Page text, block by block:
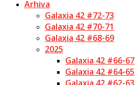
Arhiva
Galaxia 42 #72-73
Galaxia 42 #70-71
Galaxia 42 #68-69
2025
Galaxia 42 #66-67
Galaxia 42 #64-65